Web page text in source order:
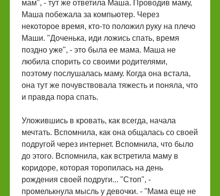
мам", - тут же ответила Маша. Проводив маму,
Маша побежала за компьютер. Через
некоторое время, кто-то положил руку на плечо
Маши. "Доченька, иди ложись спать, время
поздно уже", - это была ее мама. Маша не
любила спорить со своими родителями,
поэтому послушалась маму. Когда она встала,
она тут же почувствовала тяжесть и поняла, что
и правда пора спать.
Уложившись в кровать, как всегда, начала
мечтать. Вспомнила, как она общалась со своей
подругой через интернет. Вспомнила, что было
до этого. Вспомнила, как встретила маму в
коридоре, которая торопилась на день
рождения своей подруги... "Стоп", -
промелькнула мысль у девочки. - "Мама еще не